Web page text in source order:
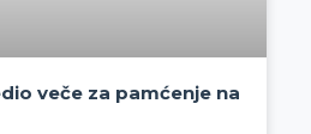
veče za pamćenje na